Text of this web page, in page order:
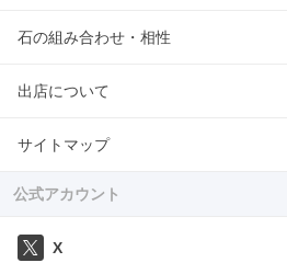
石の組み合わせ・相性
出店について
サイトマップ
公式アカウント
X